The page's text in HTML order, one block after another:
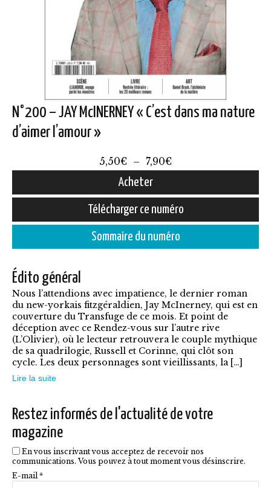
N°200 – JAY McINERNEY « C’est dans ma nature
d’aimer l’amour »
5,50€ – 7,90€
prix :
5,50€
à
7,90€
Acheter
produit
variations.
Les
options
peuvent
être
choisies
la
produit
Télécharger ce numéro
Sommaire du numéro
Édito général
Nous l’attendions avec impatience, le dernier roman
du new-yorkais fitzgéraldien, Jay McInerney, qui est en
couverture du Transfuge de ce mois. Et point de
déception avec ce Rendez-vous sur l’autre rive
(L’Olivier), où le lecteur retrouvera le couple mythique
de sa quadrilogie, Russell et Corinne, qui clôt son
cycle. Les deux personnages sont vieillissants, la […]
Lire la suite
Restez informés de l'actualité de votre
magazine
En vous inscrivant vous acceptez de recevoir nos
communications. Vous pouvez à tout moment vous désinscrire.
E-mail *